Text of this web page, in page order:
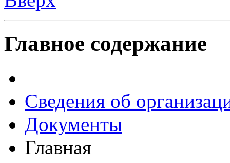
Главное содержание
Сведения об
Документы
Главная